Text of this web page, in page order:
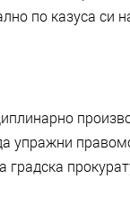
по казуса си
упражни
градска